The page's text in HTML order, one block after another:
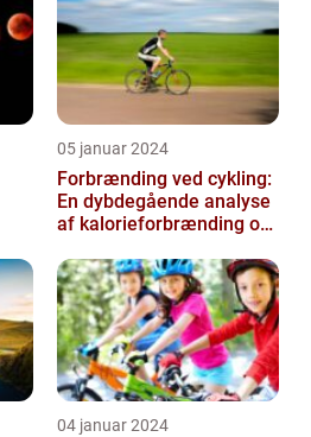
05 januar 2024
Forbrænding ved cykling:
En dybdegående analyse
af kalorieforbrænding og
si...
04 januar 2024